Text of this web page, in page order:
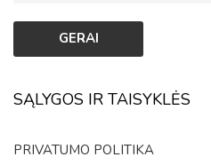
SĄLYGOS IR TAISYKLĖS
PRIVATUMO POLITIKA